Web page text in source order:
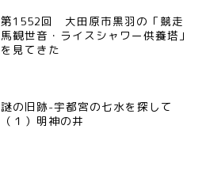
第1552回 大田原市黒羽の「競走
馬観世音・ライスシャワー供養塔」
を見てきた
謎の旧跡-宇都宮の七水を探して
（１）明神の井